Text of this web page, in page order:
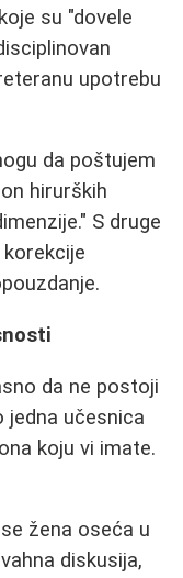
su "dovele
upotrebu
da poštujem
hirurških
S druge
da ne postoji
jedna učesnica
koju vi imate.
žena oseća u
diskusija,